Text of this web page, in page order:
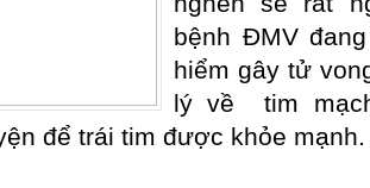
bệnh ÐMV
hiểm gây tử
lý về tim
để trái tim được khỏe mạnh.